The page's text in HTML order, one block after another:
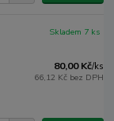
80,00 Kč/ks
66,12 Kč bez DPH
Skladem 7 ks